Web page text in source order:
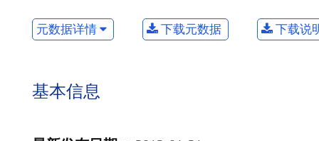
元数据详情 下载元数据 下载说
基本信息